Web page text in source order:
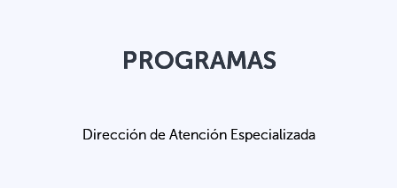
PROGRAMAS
Dirección de Atención Especializada